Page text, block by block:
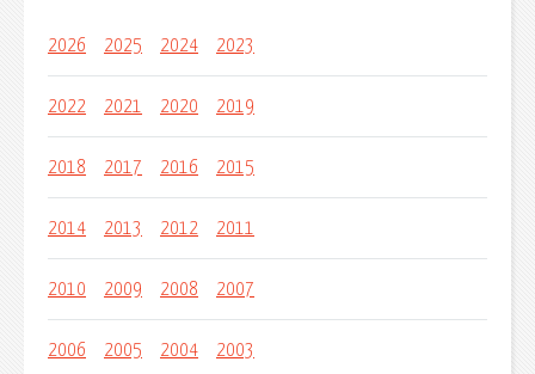
2026 2025 2024 2023
2022 2021 2020 2019
2018 2017 2016 2015
2014 2013 2012 2011
2010 2009 2008 2007
2006 2005 2004 2003